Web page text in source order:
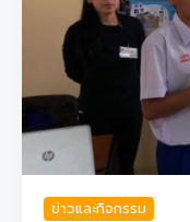
ข่าวและกิจกรรม